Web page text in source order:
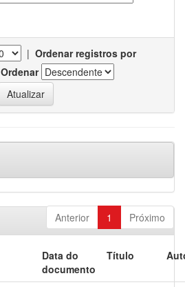
| Ordenar registros por
Ordenar
Anterior 1 Próximo
Data do
documento
Título